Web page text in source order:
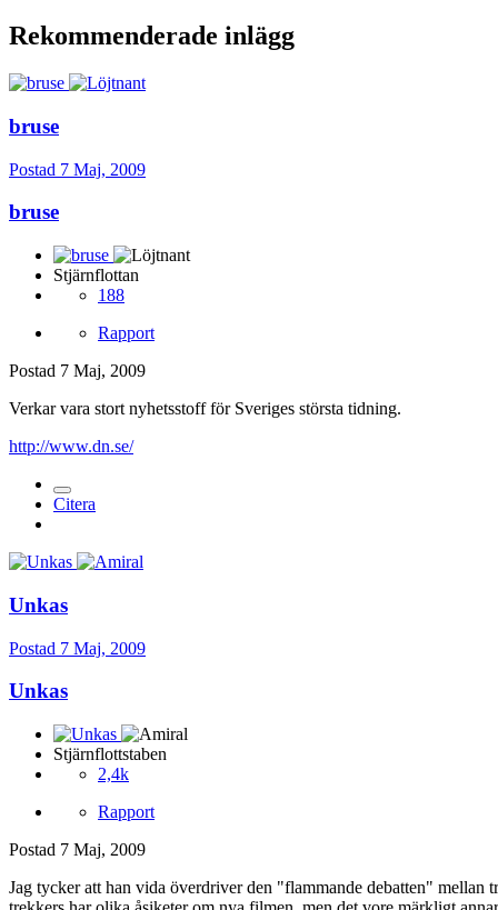
Rekommenderade inlägg
bruse
Postad 7 Maj, 2009
bruse
Stjärnflottan
188
Rapport
Postad 7 Maj, 2009
Verkar vara stort nyhetsstoff för Sveriges största tidning.
http://www.dn.se/
Citera
Unkas
Postad 7 Maj, 2009
Unkas
Stjärnflottstaben
2,4k
Rapport
Postad 7 Maj, 2009
Jag tycker att han vida överdriver den "flammande debatten"